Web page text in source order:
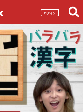
ログイン